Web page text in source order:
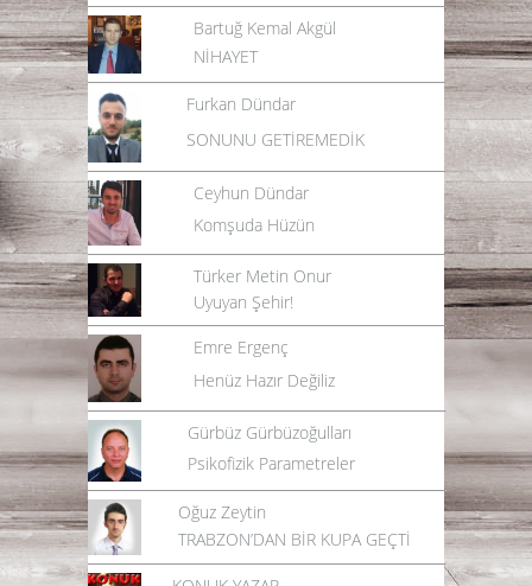
Bartuğ Kemal Akgül
NİHAYET
Furkan Dündar
SONUNU GETİREMEDİK
Ceyhun Dündar
Komşuda Hüzün
Türker Metin Onur
Uyuyan Şehir!
Emre Ergenç
Henüz Hazır Değiliz
Gürbüz Gürbüzoğulları
Psikofizik Parametreler
Oğuz Zeytin
TRABZON’DAN BİR KUPA GEÇTİ